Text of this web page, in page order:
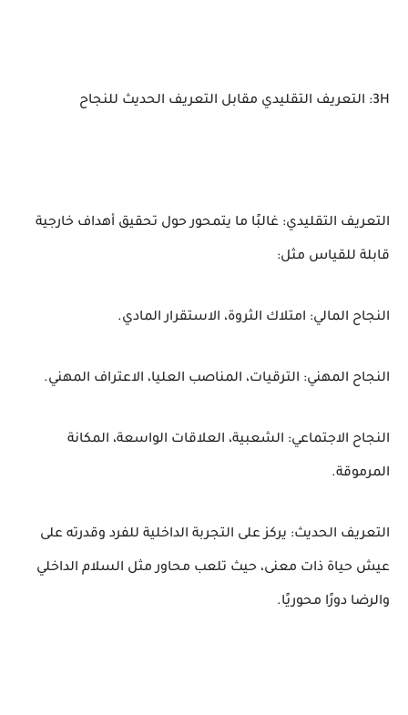
3H: التعريف التقليدي مقابل التعريف الحديث للنجاح
التعريف التقليدي: غالبًا ما يتمحور حول تحقيق أهداف خارجية
قابلة للقياس مثل:
النجاح المالي: امتلاك الثروة، الاستقرار المادي.
النجاح المهني: الترقيات، المناصب العليا، الاعتراف المهني.
النجاح الاجتماعي: الشعبية، العلاقات الواسعة، المكانة
المرموقة.
التعريف الحديث: يركز على التجربة الداخلية للفرد وقدرته على
عيش حياة ذات معنى، حيث تلعب محاور مثل السلام الداخلي
والرضا دورًا محوريًا.